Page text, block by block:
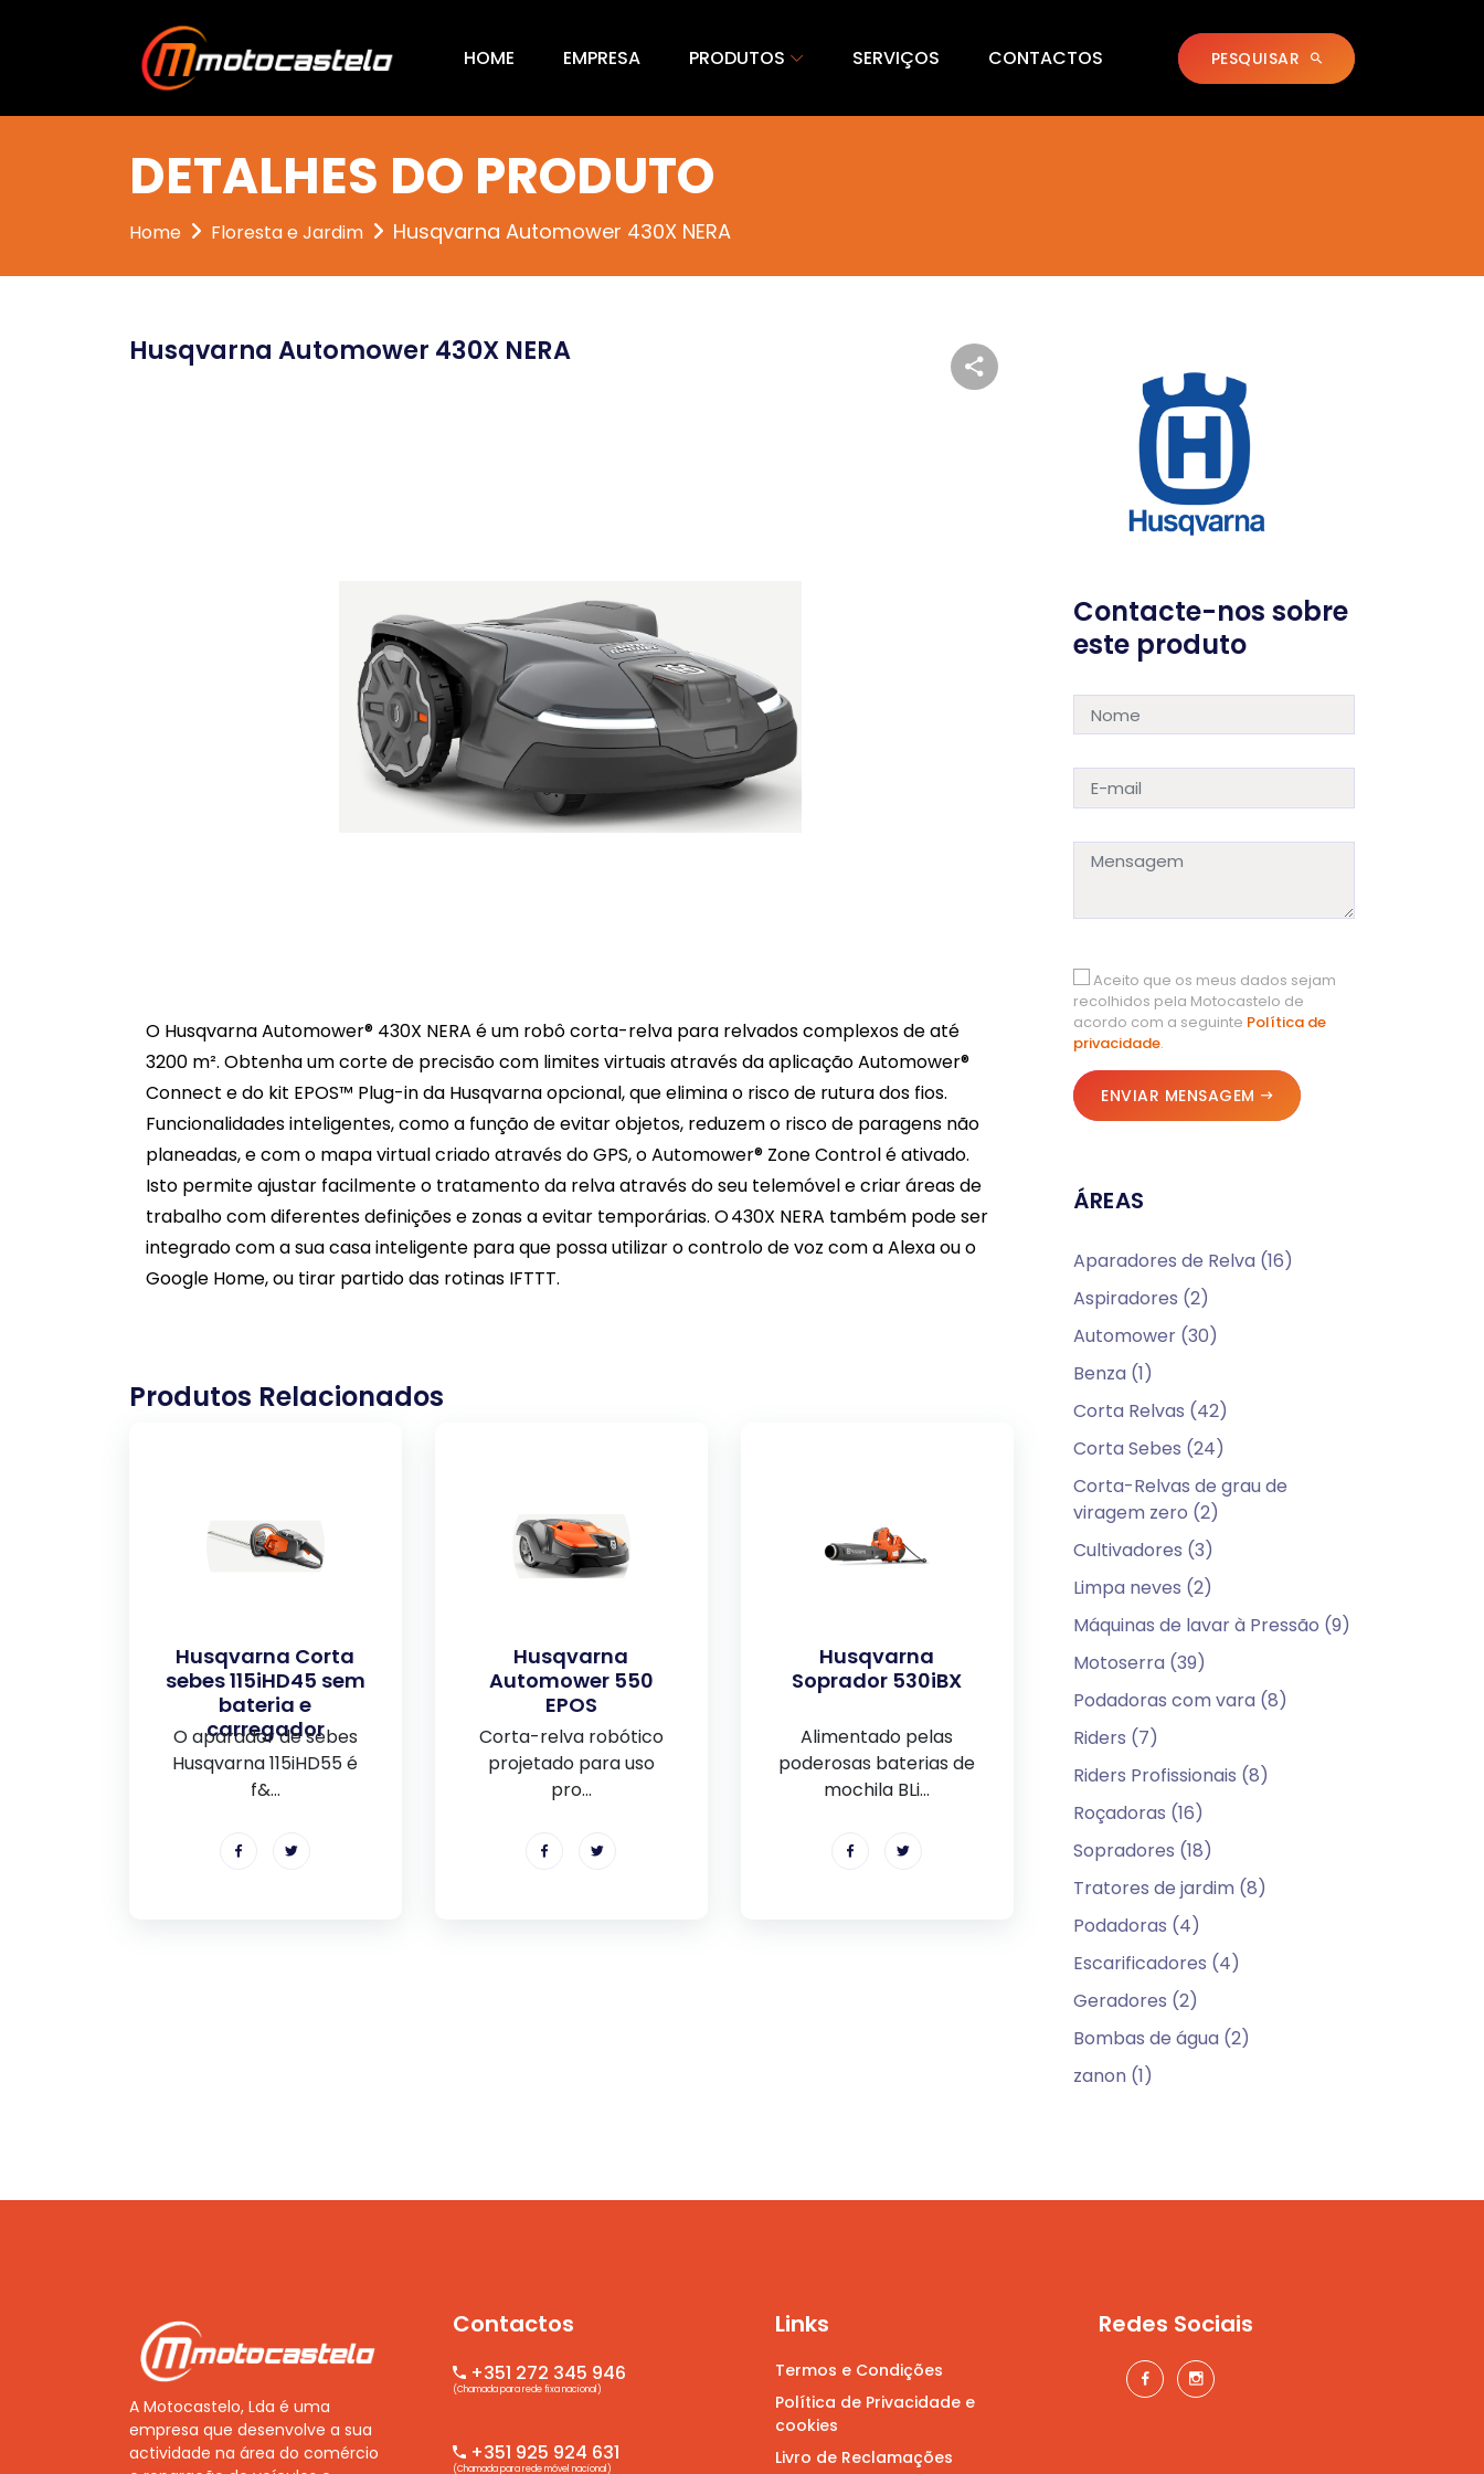
HOME EMPRESA PRODUTOS SERVIÇOS CONTACTOS PESQUISAR
DETALHES DO PRODUTO
Home Floresta e Jardim Husqvarna Automower 430X NERA
Husqvarna Automower 430X NERA
O Husqvarna Automower® 430X NERA é um robô corta-relva para relvados complexos de até
3200 m². Obtenha um corte de precisão com limites virtuais através da aplicação Automower®
Connect e do kit EPOS™ Plug-in da Husqvarna opcional, que elimina o risco de rutura dos fios.
Funcionalidades inteligentes, como a função de evitar objetos, reduzem o risco de paragens não
planeadas, e com o mapa virtual criado através do GPS, o Automower® Zone Control é ativado.
Isto permite ajustar facilmente o tratamento da relva através do seu telemóvel e criar áreas de
trabalho com diferentes definições e zonas a evitar temporárias. O 430X NERA também pode ser
integrado com a sua casa inteligente para que possa utilizar o controlo de voz com a Alexa ou o
Google Home, ou tirar partido das rotinas IFTTT.
Produtos Relacionados
Husqvarna Corta
sebes 115iHD45 sem
bateria e
carregador
O aparador de sebes
Husqvarna 115iHD55 é
f&...
Husqvarna
Automower 550
EPOS
Corta-relva robótico
projetado para uso
pro...
Husqvarna
Soprador 530iBX
Alimentado pelas
poderosas baterias de
mochila BLi...
Contacte-nos sobre
este produto
Aceito que os meus dados sejam
recolhidos pela Motocastelo de
acordo com a seguinte Política de
privacidade.
ENVIAR MENSAGEM
ÁREAS
Aparadores de Relva (16)
Aspiradores (2)
Automower (30)
Benza (1)
Corta Relvas (42)
Corta Sebes (24)
Corta-Relvas de grau de
viragem zero (2)
Cultivadores (3)
Limpa neves (2)
Máquinas de lavar à Pressão (9)
Motoserra (39)
Podadoras com vara (8)
Riders (7)
Riders Profissionais (8)
Roçadoras (16)
Sopradores (18)
Tratores de jardim (8)
Podadoras (4)
Escarificadores (4)
Geradores (2)
Bombas de água (2)
zanon (1)
A Motocastelo, Lda é uma
empresa que desenvolve a sua
actividade na área do comércio
Contactos
+351 272 345 946
(Chamada para rede fixa nacional)
+351 925 924 631
(Chamada para rede móvel nacional)
Links
Termos e Condições
Política de Privacidade e
cookies
Livro de Reclamações
Redes Sociais